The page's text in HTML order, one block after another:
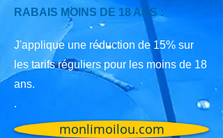
RABAIS MOINS DE 18 ANS :
J'applique une réduction de 15% sur
les tarifs réguliers pour les moins de 18
ans.
.
monlimoilou.com